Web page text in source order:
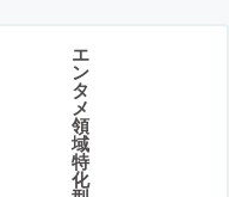
エ
ン
タ
メ
領
域
特
化